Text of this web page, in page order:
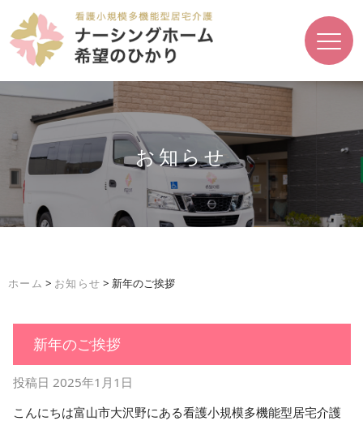
お知らせ
ホーム > お知らせ > 新年のご挨拶
新年のご挨拶
投稿日 2025年1月1日
こんにちは富山市大沢野にある看護小規模多機能型居宅介護